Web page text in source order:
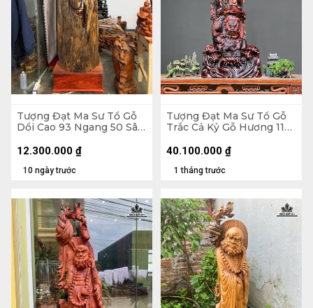
Tượng Đạt Ma Sư Tổ Gỗ
Dổi Cao 93 Ngang 50 Sâu
10 ngày trước
12.300.000 ₫
Tượng Đạt Ma Sư Tổ Gỗ
Trắc Cả Kỷ Gỗ Hương 116
Không Kỷ 103
1 tháng trước
40.100.000 ₫